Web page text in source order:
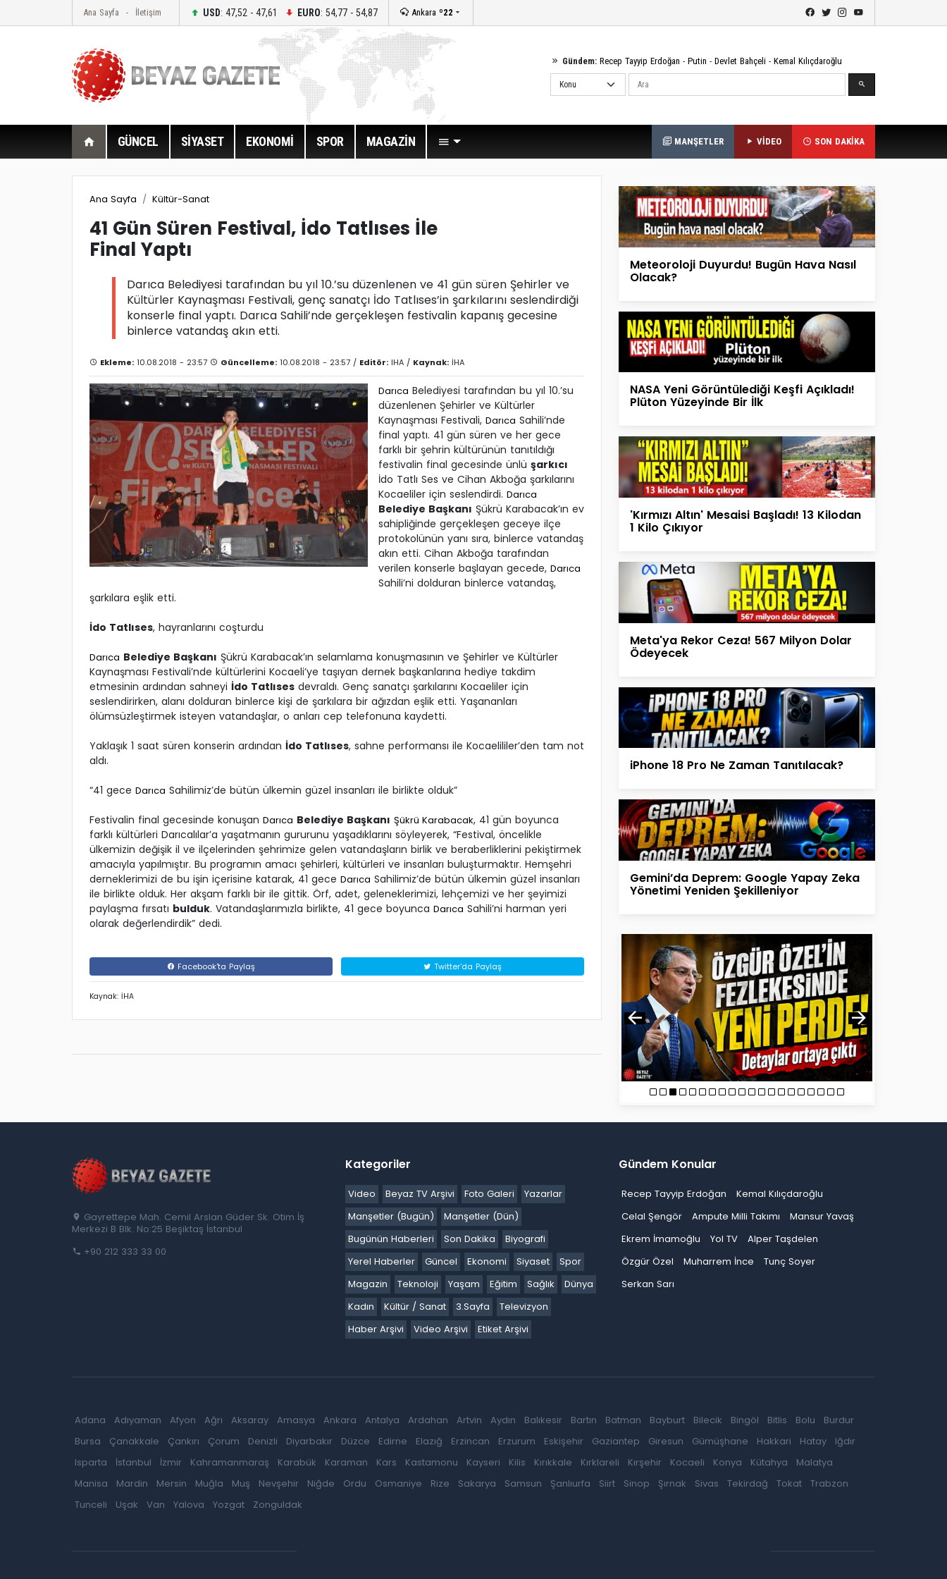
Ana Sayfa İletişim USD: 47,52 - 47,61 EURO: 54,77 - 54,87 Ankara º22
Gündem: Recep Tayyip Erdoğan - Putin - Devlet Bahçeli - Kemal Kılıçdaroğlu
Ara
GÜNCEL SİYASET EKONOMİ SPOR MAGAZİN MANŞETLER VİDEO SON DAKİKA
Ana Sayfa Kültür-Sanat
41 Gün Süren Festival, İdo Tatlıses İle
Final Yaptı
Darıca Belediyesi tarafından bu yıl 10.’su düzenlenen ve 41 gün süren Şehirler ve
Kültürler Kaynaşması Festivali, genç sanatçı İdo Tatlıses’in şarkılarını seslendirdiği
konserle final yaptı. Darıca Sahili’nde gerçekleşen festivalin kapanış gecesine
binlerce vatandaş akın etti.
Ekleme: 10.08.2018 - 23:57 Güncelleme: 10.08.2018 - 23:57 / Editör: IHA / Kaynak: İHA
Darıca Belediyesi tarafından bu yıl 10.’su
düzenlenen Şehirler ve Kültürler
Kaynaşması Festivali, Darıca Sahili’nde
final yaptı. 41 gün süren ve her gece
farklı bir şehrin kültürünün tanıtıldığı
festivalin final gecesinde ünlü şarkıcı
İdo Tatlı Ses ve Cihan Akboğa şarkılarını
Kocaeliler için seslendirdi. Darıca
Belediye Başkanı Şükrü Karabacak’ın ev
sahipliğinde gerçekleşen geceye ilçe
protokolünün yanı sıra, binlerce vatandaş
akın etti. Cihan Akboğa tarafından
verilen konserle başlayan gecede, Darıca
Sahili’ni dolduran binlerce vatandaş,
şarkılara eşlik etti.
İdo Tatlıses, hayranlarını coşturdu
Darıca Belediye Başkanı Şükrü Karabacak’ın selamlama konuşmasının ve Şehirler ve Kültürler
Kaynaşması Festivali’nde kültürlerini Kocaeli’ye taşıyan dernek başkanlarına hediye takdim
etmesinin ardından sahneyi İdo Tatlıses devraldı. Genç sanatçı şarkılarını Kocaeliler için
seslendirirken, alanı dolduran binlerce kişi de şarkılara bir ağızdan eşlik etti. Yaşananları
ölümsüzleştirmek isteyen vatandaşlar, o anları cep telefonuna kaydetti.
Yaklaşık 1 saat süren konserin ardından İdo Tatlıses, sahne performansı ile Kocaelililer’den tam not
aldı.
“41 gece Darıca Sahilimiz’de bütün ülkemin güzel insanları ile birlikte olduk”
Festivalin final gecesinde konuşan Darıca Belediye Başkanı Şükrü Karabacak, 41 gün boyunca
farklı kültürleri Darıcalılar’a yaşatmanın gururunu yaşadıklarını söyleyerek, “Festival, öncelikle
ülkemizin değişik il ve ilçelerinden şehrimize gelen vatandaşların birlik ve beraberliklerini pekiştirmek
amacıyla yapılmıştır. Bu programın amacı şehirleri, kültürleri ve insanları buluşturmaktır. Hemşehri
derneklerimizi de bu işin içerisine katarak, 41 gece Darıca Sahilimiz’de bütün ülkemin güzel insanları
ile birlikte olduk. Her akşam farklı bir ile gittik. Örf, adet, geleneklerimizi, lehçemizi ve her şeyimizi
paylaşma fırsatı bulduk. Vatandaşlarımızla birlikte, 41 gece boyunca Darıca Sahili’ni harman yeri
olarak değerlendirdik” dedi.
Facebook'ta Paylaş Twitter'da Paylaş
Kaynak: İHA
Meteoroloji Duyurdu! Bugün Hava Nasıl
Olacak?
NASA Yeni Görüntülediği Keşfi Açıkladı!
Plüton Yüzeyinde Bir İlk
'Kırmızı Altın' Mesaisi Başladı! 13 Kilodan
1 Kilo Çıkıyor
Meta'ya Rekor Ceza! 567 Milyon Dolar
Ödeyecek
iPhone 18 Pro Ne Zaman Tanıtılacak?
Gemini’da Deprem: Google Yapay Zeka
Yönetimi Yeniden Şekilleniyor
Gayrettepe Mah. Cemil Arslan Güder Sk. Otim İş
Merkezi B Blk. No:25 Beşiktaş İstanbul
+90 212 333 33 00
Kategoriler
Video Beyaz TV Arşivi Foto Galeri
Yazarlar
Manşetler (Bugün)
Manşetler (Dün)
Bugünün Haberleri
Son Dakika
Biyografi
Yerel Haberler
Güncel Ekonomi Siyaset
Spor
Magazin
Teknoloji Yaşam Eğitim Sağlık
Dünya
Kadın
Kültür / Sanat 3.Sayfa
Televizyon
Haber Arşivi
Video Arşivi Etiket Arşivi
Gündem Konular
Recep Tayyip Erdoğan
Kemal Kılıçdaroğlu
Celal Şengör
Ampute Milli Takımı
Mansur Yavaş
Ekrem İmamoğlu
Yol TV
Alper Taşdelen
Özgür Özel
Muharrem İnce
Tunç Soyer
Serkan Sarı
Adana Adıyaman Afyon Ağrı Aksaray Amasya Ankara Antalya Ardahan Artvin Aydın Balıkesir Bartın Batman Bayburt Bilecik Bingöl Bitlis Bolu
Burdur
Bursa
Çanakkale Çankırı Çorum Denizli Diyarbakır Düzce Edirne Elazığ Erzincan Erzurum Eskişehir Gaziantep Giresun Gümüşhane Hakkari Hatay
Iğdır
Isparta
İstanbul İzmir Kahramanmaraş Karabük Karaman Kars Kastamonu Kayseri Kilis Kırıkkale Kırklareli Kırşehir Kocaeli Konya Kütahya
Malatya
Manisa
Mardin Mersin Muğla Muş Nevşehir Niğde Ordu Osmaniye Rize Sakarya Samsun Şanlıurfa Siirt Sinop Şırnak Sivas Tekirdağ Tokat
Trabzon
Tunceli
Uşak Van Yalova Yozgat Zonguldak